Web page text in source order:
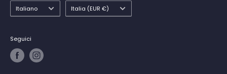
Lingua
Italiano Paese
Italia (EUR €)
Seguici